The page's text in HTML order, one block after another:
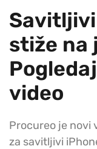
stiže na
video
Procureo je novi
za savitljivi